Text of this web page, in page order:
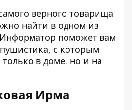
верного товарища
найти в одном из
Информатор поможет вам
с которым
только в доме, но и на
Ирма